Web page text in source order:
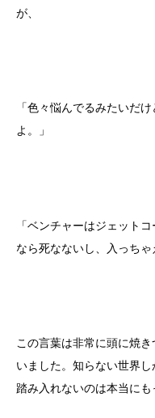
が、
「色々悩んでるみたいだ
よ。」
「ベンチャーはジェット
なら死なないし、入っちゃ
この言葉は非常に頭に焼
いました。知らない世界
踏み入れないのは本当にも